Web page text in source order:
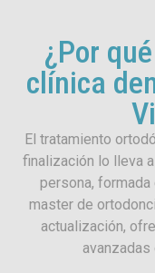
¿Por
clínica
El tratamiento
finalización lo lleva
persona,
master de
actualización,